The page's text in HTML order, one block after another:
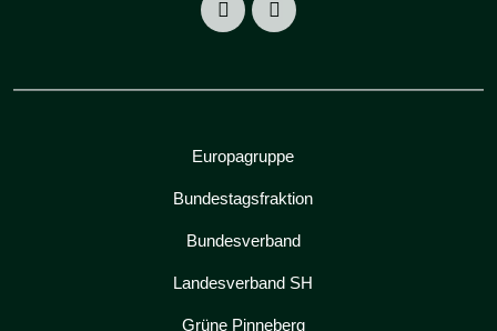
Europagruppe
Bundestagsfraktion
Bundesverband
Landesverband SH
Grüne Pinneberg